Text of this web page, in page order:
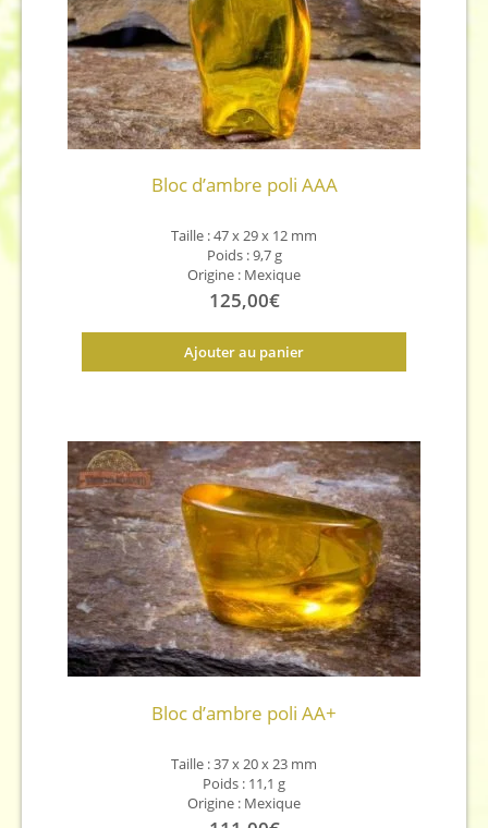
Bloc d’ambre poli AAA
Taille : 47 x 29 x 12 mm
Poids : 9,7 g
Origine : Mexique
125,00€
Ajouter au panier
Bloc d’ambre poli AA+
Taille : 37 x 20 x 23 mm
Poids : 11,1 g
Origine : Mexique